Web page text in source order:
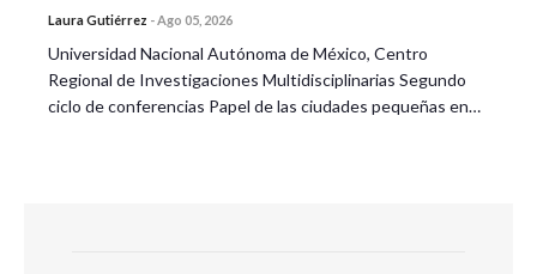
Laura Gutiérrez -Ago 05, 2026
Universidad Nacional Autónoma de México, Centro
Regional de Investigaciones Multidisciplinarias Segundo
ciclo de conferencias Papel de las ciudades pequeñas en…